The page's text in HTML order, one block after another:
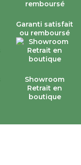
Garanti satisfait
ou remboursé
Showroom
Retrait en
boutique